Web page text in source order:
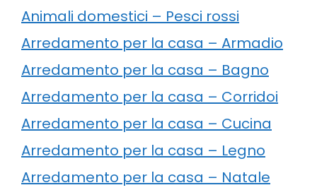
Animali domestici – Pesci rossi
Arredamento per la casa – Armadio
Arredamento per la casa – Bagno
Arredamento per la casa – Corridoi
Arredamento per la casa – Cucina
Arredamento per la casa – Legno
Arredamento per la casa – Natale